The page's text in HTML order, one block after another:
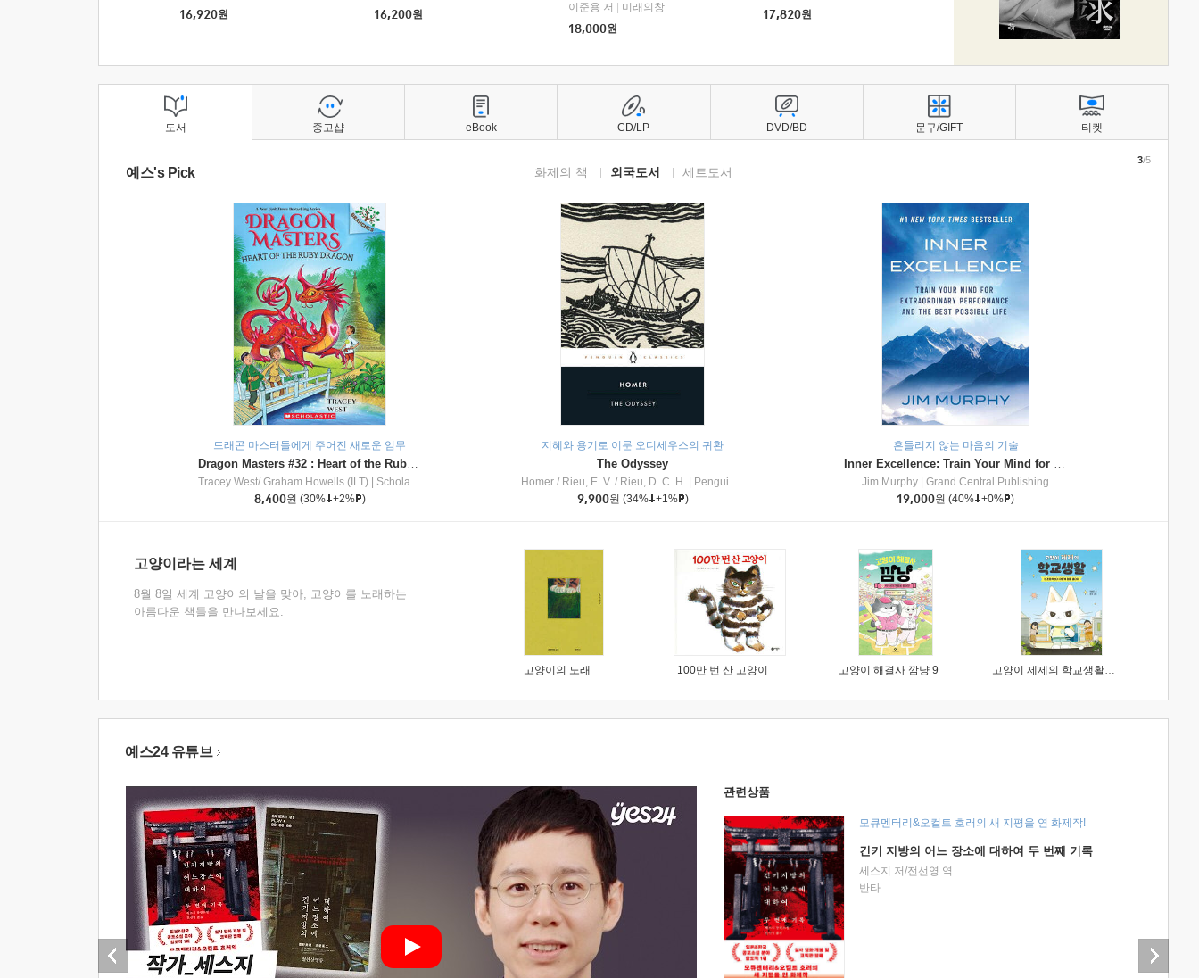
16,920원
16,200원
이준용 저
미래의창
18,000원
17,820원
도서
예스's Pick 화제의 책 외국도서 세트도서
드래곤 마스터들에게 주어진 새로운 임무
Dragon Masters #32 : Heart of the Ruby Dragon (A Branches Book)
Tracey West/ Graham Howells (ILT)
Scholastic Inc
8,400원 (30% +2% )
지혜와 용기로 이룬 오디세우스의 귀환
The Odyssey
Homer / Rieu, E. V. / Rieu, D. C. H.
Penguin Group
9,900원 (34% +1% )
흔들리지 않는 마음의 기술
Inner Excellence: Train Your Mind for Extraordinary Performance and the Best Possible Life
Jim Murphy
Grand Central Publishing
19,000원 (40% +0% )
3/5
고양이라는 세계
8월 8일 세계 고양이의 날을 맞아, 고양이를 노래하는
아름다운 책들을 만나보세요.
고양이의 노래 100만 번 산 고양이 고양이 해결사 깜냥 9 고양이 제제의 학교생활 1 : 초등학생이 이렇게 힘들 줄이야
중고샵 eBook CD/LP DVD/BD 문구/GIFT 티켓
예스24 유튜브
관련상품
모큐멘터리&오컬트 호러의 새 지평을 연 화제작!
긴키 지방의 어느 장소에 대하여 두 번째 기록
세스지 저/전선영 역
반타